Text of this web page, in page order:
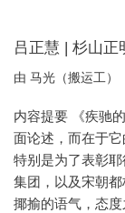
吕正慧 | 杉山正
由 马光（搬运工）
内容提要 《疾驰
面论述，而在于
特别是为了表彰
集团，以及宋朝
揶揄的语气，